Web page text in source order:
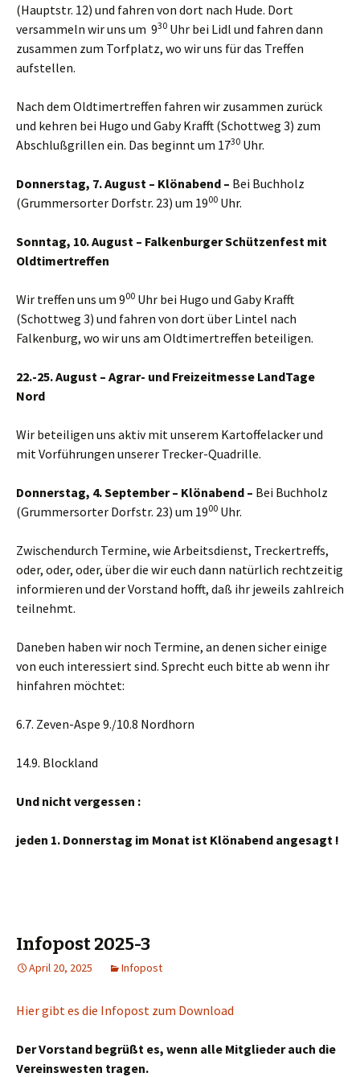
(Hauptstr. 12) und fahren von dort nach Hude. Dort
versammeln wir uns um 930 Uhr bei Lidl und fahren dann
zusammen zum Torfplatz, wo wir uns für das Treffen
aufstellen.
Nach dem Oldtimertreffen fahren wir zusammen zurück
und kehren bei Hugo und Gaby Krafft (Schottweg 3) zum
Abschlußgrillen ein. Das beginnt um 1730 Uhr.
Donnerstag, 7. August – Klönabend – Bei Buchholz
(Grummersorter Dorfstr. 23) um 1900 Uhr.
Sonntag, 10. August – Falkenburger Schützenfest mit
Oldtimertreffen
Wir treffen uns um 900 Uhr bei Hugo und Gaby Krafft
(Schottweg 3) und fahren von dort über Lintel nach
Falkenburg, wo wir uns am Oldtimertreffen beteiligen.
22.-25. August – Agrar- und Freizeitmesse LandTage
Nord
Wir beteiligen uns aktiv mit unserem Kartoffelacker und
mit Vorführungen unserer Trecker-Quadrille.
Donnerstag, 4. September – Klönabend – Bei Buchholz
(Grummersorter Dorfstr. 23) um 1900 Uhr.
Zwischendurch Termine, wie Arbeitsdienst, Treckertreffs,
oder, oder, oder, über die wir euch dann natürlich rechtzeitig
informieren und der Vorstand hofft, daß ihr jeweils zahlreich
teilnehmt.
Daneben haben wir noch Termine, an denen sicher einige
von euch interessiert sind. Sprecht euch bitte ab wenn ihr
hinfahren möchtet:
6.7. Zeven-Aspe 9./10.8 Nordhorn
14.9. Blockland
Und nicht vergessen :
jeden 1. Donnerstag im Monat ist Klönabend angesagt !
Infopost 2025-3
April 20, 2025 Infopost
Hier gibt es die Infopost zum Download
Der Vorstand begrüßt es, wenn alle Mitglieder auch die
Vereinswesten tragen.